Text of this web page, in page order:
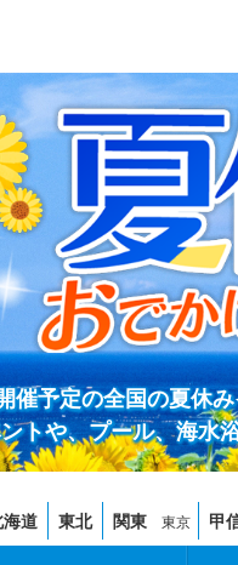
催予定の全国の夏休
トや、プール、海水
道 東北 関東 東京 甲